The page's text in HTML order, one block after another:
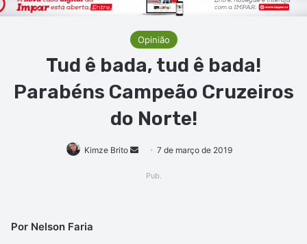
Opinião
Tud ê bada, tud ê bada!
Parabéns Campeão Cruzeiros
do Norte!
Kimze Brito
Mande7 de março de 2019
Pub.
Por Nelson Faria